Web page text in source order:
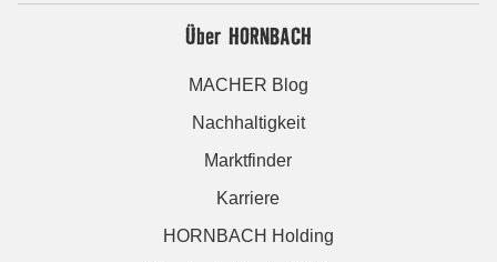
Über HORNBACH
MACHER Blog
Nachhaltigkeit
Marktfinder
Karriere
HORNBACH Holding